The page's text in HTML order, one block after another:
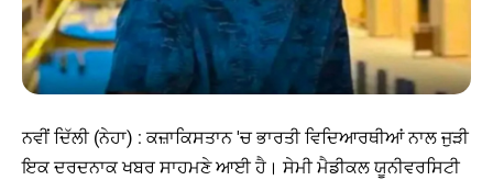
ਨਵੀਂ ਦਿੱਲੀ (ਨੇਹਾ) : ਕਜ਼ਾਕਿਸਤਾਨ 'ਚ ਭਾਰਤੀ ਵਿਦਿਆਰਥੀਆਂ ਨਾਲ ਜੁੜੀ
ਇਕ ਦਰਦਨਾਕ ਖਬਰ ਸਾਹਮਣੇ ਆਈ ਹੈ। ਸੇਮੀ ਮੈਡੀਕਲ ਯੂਨੀਵਰਸਿਟੀ